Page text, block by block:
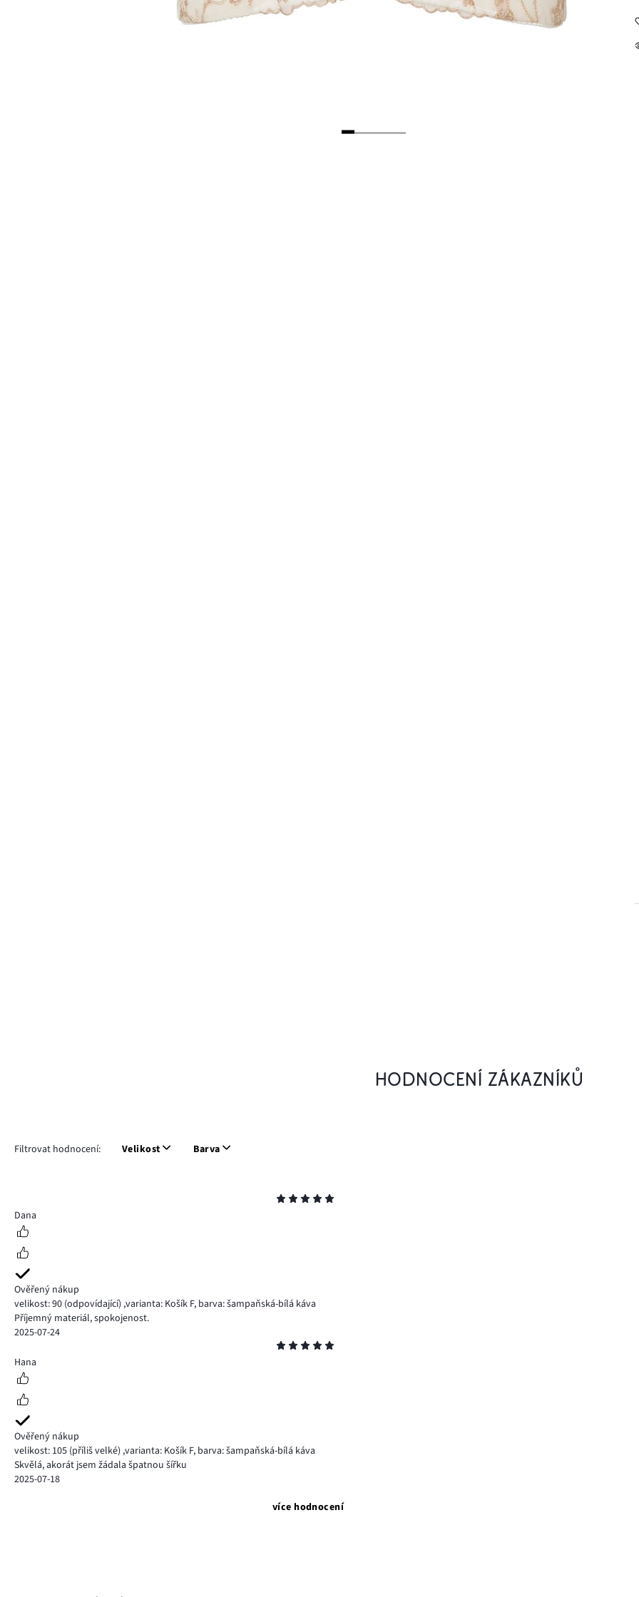
HODNOCENÍ ZÁKAZNÍKŮ
Filtrovat hodnocení: Velikost Barva
5
Dana
Ověřený nákup
velikost: 90 (odpovídající) ,varianta: Košík F, barva: šampaňská-bílá káva
Příjemný materiál, spokojenost.
2025-07-24
5
Hana
Ověřený nákup
velikost: 105 (příliš velké) ,varianta: Košík F, barva: šampaňská-bílá káva
Skvělá, akorát jsem žádala špatnou šířku
2025-07-18
více hodnocení